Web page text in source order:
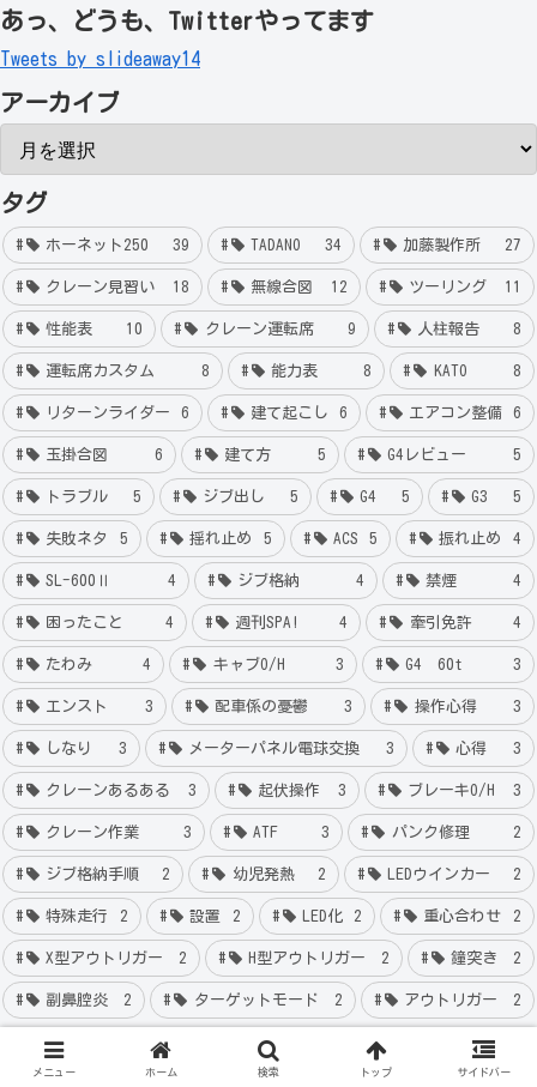
あっ、どうも、Twitterやってます
Tweets by slideaway14
アーカイブ
タグ
ホーネット250 39 TADANO 34 加藤製作所 27
クレーン見習い 18 無線合図 12 ツーリング 11
性能表 10 クレーン運転席 9 人柱報告 8
運転席カスタム 8 能力表 8 KATO 8
リターンライダー 6 建て起こし 6 エアコン整備 6
玉掛合図 6 建て方 5 G4レビュー 5
トラブル 5 ジブ出し 5 G4 5 G3 5
失敗ネタ 5 揺れ止め 5 ACS 5 振れ止め 4
SL-600Ⅱ 4 ジブ格納 4 禁煙 4
困ったこと 4 週刊SPA! 4 牽引免許 4
たわみ 4 キャブO/H 3 G4 60t 3
エンスト 3 配車係の憂鬱 3 操作心得 3
しなり 3 メーターパネル電球交換 3 心得 3
クレーンあるある 3 起伏操作 3 ブレーキO/H 3
クレーン作業 3 ATF 3 パンク修理 2
ジブ格納手順 2 幼児発熱 2 LEDウインカー 2
特殊走行 2 設置 2 LED化 2 重心合わせ 2
X型アウトリガー 2 H型アウトリガー 2 鐘突き 2
副鼻腔炎 2 ターゲットモード 2 アウトリガー 2
メニュー ホーム 検索 トップ サイドバー